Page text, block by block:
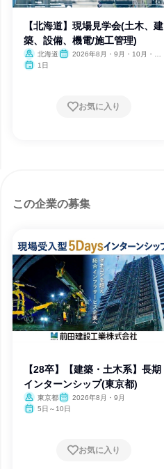
【北海道】現場見学会(土木、建
築、設備、機電/施工管理)
北海道
2026年8月・9月・10月・11
1日
お気に入り
この企業の募集
【28卒】【建築・土木系】長期
インターンシップ(東京都)
東京都
2026年8月・9月
5日～10日
お気に入り